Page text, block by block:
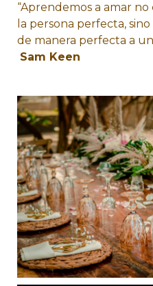
“Aprendemos a amar
la persona perfecta,
de manera perfecta a
Sam Keen